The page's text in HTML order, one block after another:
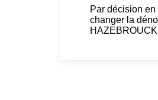
Par décision
changer la